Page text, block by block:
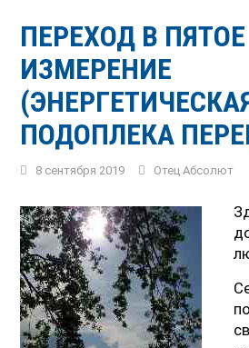
ПЕРЕХОД В ПЯТОЕ
ИЗМЕРЕНИЕ
ПОДОПЛЕКА
8 сентября 2019 Отец Абсолют